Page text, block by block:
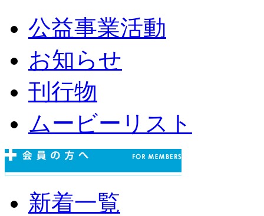
公益事業活動
お知らせ
刊行物
ムービーリスト
新着一覧